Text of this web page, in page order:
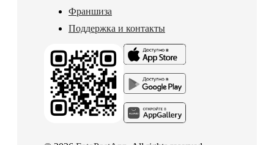
Франшиза
Поддержка и контакты